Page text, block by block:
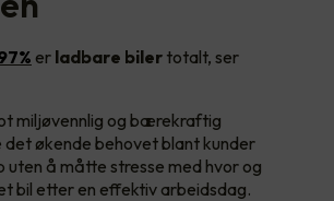
er ladbare biler totalt, ser
miljøvennlig og bærekraftig
økende behovet blant kunder
å måtte stresse med hvor og
bil etter en effektiv arbeidsdag.